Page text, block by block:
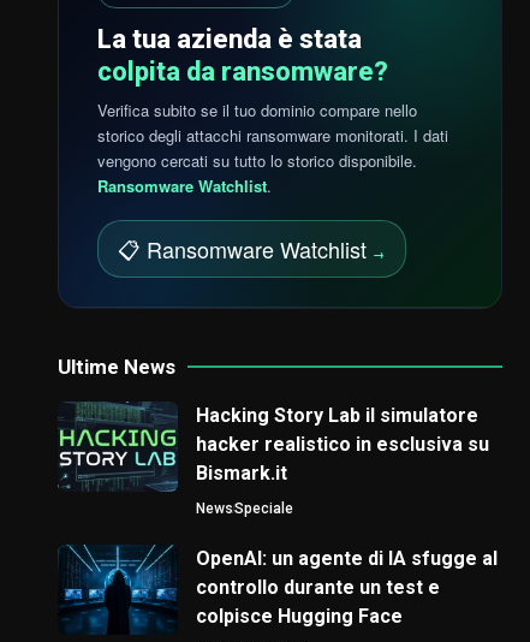
La tua azienda è stata
colpita da ransomware?
Verifica subito se il tuo dominio compare nello
storico degli attacchi ransomware monitorati. I dati
vengono cercati su tutto lo storico disponibile.
Ransomware Watchlist.
📋 Ransomware Watchlist →
Ultime News
Hacking Story Lab il simulatore
hacker realistico in esclusiva su
Bismark.it
NewsSpeciale
OpenAI: un agente di IA sfugge al
controllo durante un test e
colpisce Hugging Face